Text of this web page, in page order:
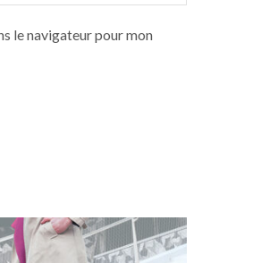
le navigateur pour mon